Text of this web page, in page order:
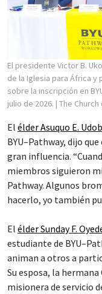
El presidente Victor B.
de la Iglesia para África y
sobre la inscripción en
julio de 2026. | The
El élder Asuquo E.
BYU–Pathway, dijo
gran influencia.
miembros siguieron
Pathway. Algunos
hacerlo, yo también
El élder Sunday F.
estudiante de
animan a otros a
Su esposa, la
misionera de servicio